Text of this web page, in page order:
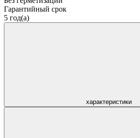
Гарантийный срок
5 год(а)
характеристики